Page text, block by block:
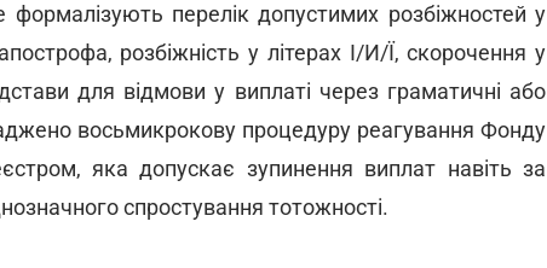
перелік допустимих розбіжностей у
розбіжність у літерах І/И/Ї, скорочення у
для відмови у виплаті через граматичні або
восьмикрокову процедуру реагування Фонду
яка допускає зупинення виплат навіть за
спростування тотожності.